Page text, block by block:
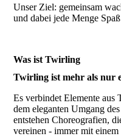
Unser Ziel: gemeinsam
und dabei jede Menge
Was ist Twirling
Twirling ist mehr als nur
Es verbindet Elemente
dem eleganten Umgang
entstehen Choreografien,
vereinen - immer mit